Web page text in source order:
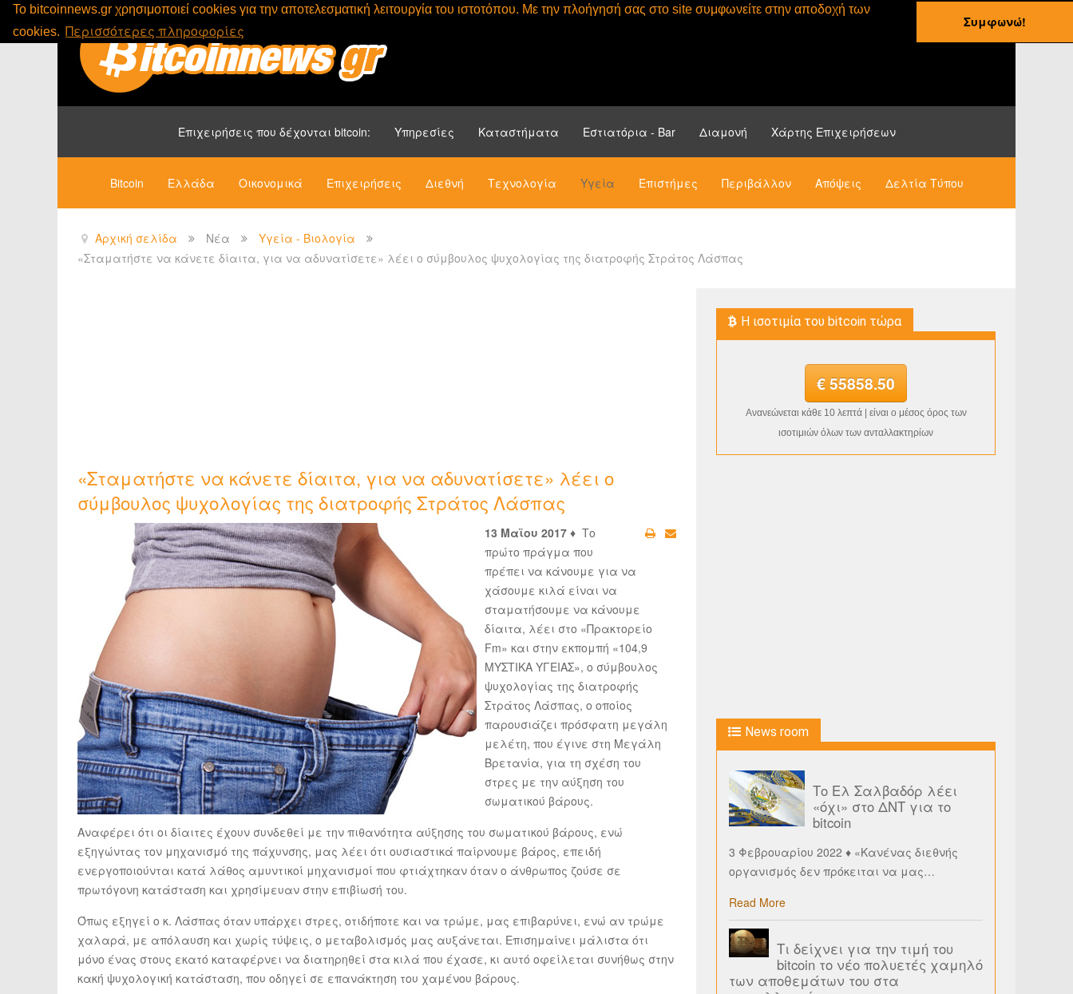
To bitcoinnews.gr χρησιμοποιεί cookies για την αποτελεσματική λειτουργία του ιστοτόπου. Με την πλοήγησή σας στο site συμφωνείτε στην αποδοχή των
cookies. Περισσότερες πληροφορίες Συμφωνώ!
Επιχειρήσεις που δέχονται bitcoin: Υπηρεσίες Καταστήματα Εστιατόρια - Bar Διαμονή Χάρτης Επιχειρήσεων
Bitcoin Ελλάδα Οικονομικά Επιχειρήσεις Διεθνή Τεχνολογία Υγεία Επιστήμες Περιβάλλον Απόψεις Δελτία Τύπου
Αρχική σελίδα Νέα
Υγεία - Βιολογία
«Σταματήστε να κάνετε δίαιτα, για να αδυνατίσετε» λέει ο σύμβουλος ψυχολογίας της διατροφής Στράτος Λάσπας
«Σταματήστε να κάνετε δίαιτα, για να αδυνατίσετε» λέει ο
σύμβουλος ψυχολογίας της διατροφής Στράτος Λάσπας
13 Μαϊου 2017 ♦ Το
πρώτο πράγμα που
πρέπει να κάνουμε για να
χάσουμε κιλά είναι να
σταματήσουμε να κάνουμε
δίαιτα, λέει στο «Πρακτορείο
Fm» και στην εκπομπή «104,9
ΜΥΣΤΙΚΑ ΥΓΕΙΑΣ», ο σύμβουλος
ψυχολογίας της διατροφής
Στράτος Λάσπας, ο οποίος
παρουσιάζει πρόσφατη μεγάλη
μελέτη, που έγινε στη Μεγάλη
Βρετανία, για τη σχέση του
στρες με την αύξηση του
σωματικού βάρους.
Αναφέρει ότι οι δίαιτες έχουν συνδεθεί με την πιθανότητα αύξησης του σωματικού βάρους, ενώ
εξηγώντας τον μηχανισμό της πάχυνσης, μας λέει ότι ουσιαστικά παίρνουμε βάρος, επειδή
ενεργοποιούνται κατά λάθος αμυντικοί μηχανισμοί που φτιάχτηκαν όταν ο άνθρωπος ζούσε σε
πρωτόγονη κατάσταση και χρησίμευαν στην επιβίωσή του.
Όπως εξηγεί ο κ. Λάσπας όταν υπάρχει στρες, οτιδήποτε και να τρώμε, μας επιβαρύνει, ενώ αν τρώμε
χαλαρά, με απόλαυση και χωρίς τύψεις, ο μεταβολισμός μας αυξάνεται. Επισημαίνει μάλιστα ότι
μόνο ένας στους εκατό καταφέρνει να διατηρηθεί στα κιλά που έχασε, κι αυτό οφείλεται συνήθως στην
κακή ψυχολογική κατάσταση, που οδηγεί σε επανάκτηση του χαμένου βάρους.
H ισοτιμία του bitcoin τώρα
€ 55858.50
Ανανεώνεται κάθε 10 λεπτά | είναι ο μέσος όρος των
ισοτιμιών όλων των ανταλλακτηρίων
News room
Το Ελ Σαλβαδόρ λέει
«όχι» στο ΔΝΤ για το
bitcoin
3 Φεβρουαρίου 2022 ♦ «Κανένας διεθνής
οργανισμός δεν πρόκειται να μας…
Read More
Τι δείχνει για την τιμή του
bitcoin το νέο πολυετές χαμηλό
των αποθεμάτων του στα